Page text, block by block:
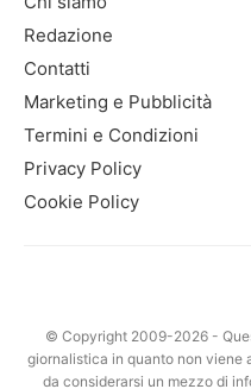
Redazione
Contatti
Marketing e Pubblicità
Termini e Condizioni
Privacy Policy
Cookie Policy
© Copyright 2009-2026 -
giornalistica in quanto non viene
da considerarsi un mezzo di